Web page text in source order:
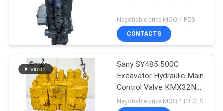
Negotiable price MOQ:1 PCS
CONTACTS
Sany SY485 500C
Excavator Hydraulic Main
Control Valve KMX32NA
High Quality
Negotiable price MOQ:1 PIÈCES